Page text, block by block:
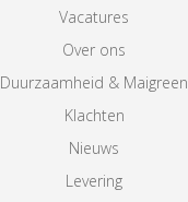
Vacatures
Over ons
Duurzaamheid & Maigreen
Klachten
Nieuws
Levering